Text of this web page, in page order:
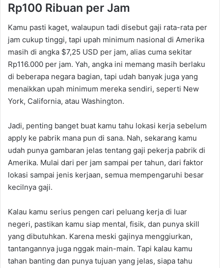
Rp100 Ribuan per Jam
Kamu pasti kaget, walaupun tadi disebut gaji rata-rata per
jam cukup tinggi, tapi upah minimum nasional di Amerika
masih di angka $7,25 USD per jam, alias cuma sekitar
Rp116.000 per jam. Yah, angka ini memang masih berlaku
di beberapa negara bagian, tapi udah banyak juga yang
menaikkan upah minimum mereka sendiri, seperti New
York, California, atau Washington.
Jadi, penting banget buat kamu tahu lokasi kerja sebelum
apply ke pabrik mana pun di sana. Nah, sekarang kamu
udah punya gambaran jelas tentang gaji pekerja pabrik di
Amerika. Mulai dari per jam sampai per tahun, dari faktor
lokasi sampai jenis kerjaan, semua mempengaruhi besar
kecilnya gaji.
Kalau kamu serius pengen cari peluang kerja di luar
negeri, pastikan kamu siap mental, fisik, dan punya skill
yang dibutuhkan. Karena meski gajinya menggiurkan,
tantangannya juga nggak main-main. Tapi kalau kamu
tahan banting dan punya tujuan yang jelas, siapa tahu